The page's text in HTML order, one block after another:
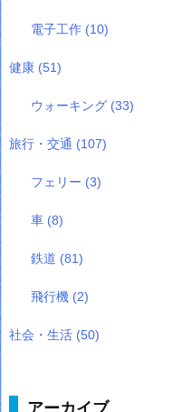
電子工作 (10)
健康 (51)
ウォーキング (33)
旅行・交通 (107)
フェリー (3)
車 (8)
鉄道 (81)
飛行機 (2)
社会・生活 (50)
アーカイブ